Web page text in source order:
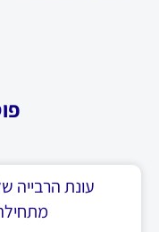
עונת הרבייה